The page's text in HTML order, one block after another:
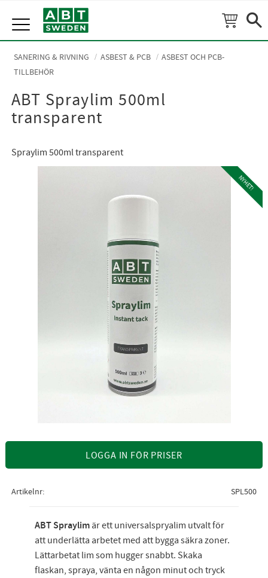
Meny
SANERING & RIVNING ASBEST & PCB
ASBEST OCH PCB-
TILLBEHÖR
ABT Spraylim 500ml
transparent
Spraylim 500ml transparent
NYHET!
LOGGA IN FÖR PRISER
Artikelnr SPL500
ABT Spraylimär ett universalspryalim utvalt för
att underlätta arbetet med att bygga säkra zoner.
Lättarbetat lim som hugger snabbt. Skaka
flaskan, spraya, vänta en någon minut och tryck